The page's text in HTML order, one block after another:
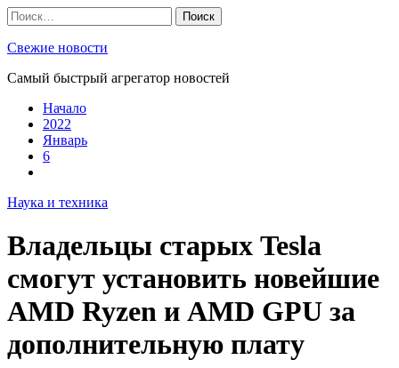
Skip
to
content
Найти:
Свежие новости
Самый быстрый агрегатор новостей
Начало
2022
Январь
6
Наука и техника
Владельцы старых Tesla
смогут установить новейшие
AMD Ryzen и AMD GPU за
дополнительную плату